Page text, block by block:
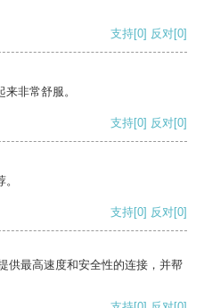
支持[0] 反对[0]
非常舒服。
支持[0] 反对[0]
支持[0] 反对[0]
供最高速度和安全性的连接，并帮